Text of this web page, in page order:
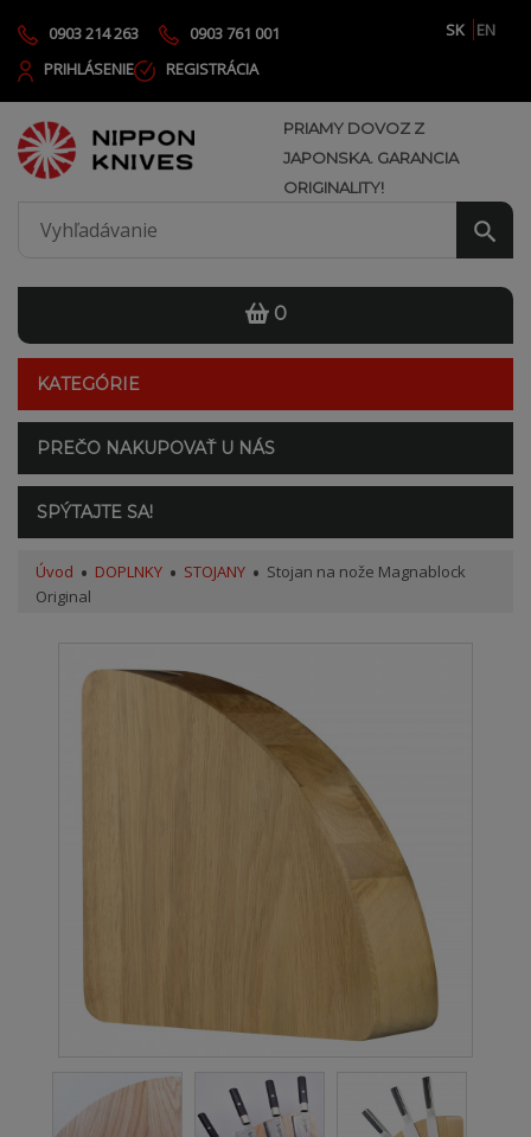
0903 214 263 0903 761 001 SK
EN
PRIHLÁSENIE
REGISTRÁCIA
PRIAMY DOVOZ Z
JAPONSKA. GARANCIA
ORIGINALITY!
0
KATEGÓRIE
PREČO NAKUPOVAŤ U NÁS
SPÝTAJTE SA!
Úvod DOPLNKY STOJANY
Stojan na nože Magnablock
Original